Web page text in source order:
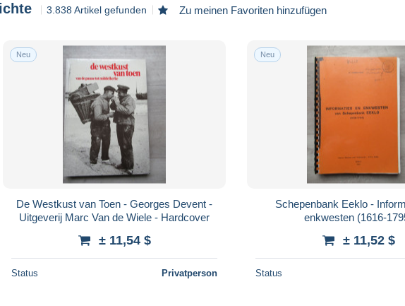
3.838 Artikel gefunden Zu meinen Favoriten hinzufügen
Neu
De Westkust van Toen - Georges Devent -
Uitgeverij Marc Van de Wiele - Hardcover
± 11,54 $
Status Privatperson
Neu
Schepenbank Eeklo -
enkwesten (1616-
± 11,52 $
Status